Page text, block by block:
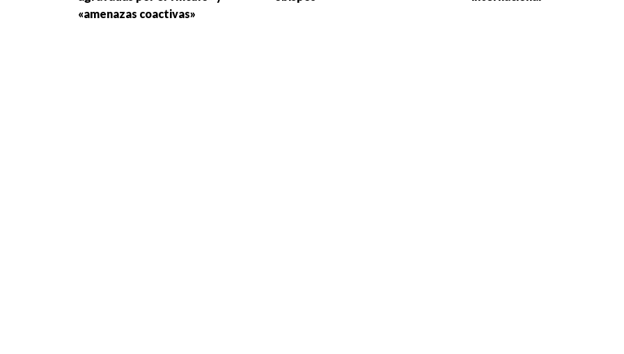
«amenazas coactivas»